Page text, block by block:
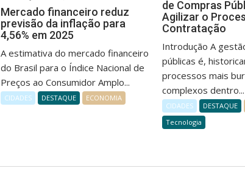
Mercado financeiro reduz
previsão da inflação para
4,56% em 2025
A estimativa do mercado financeiro
do Brasil para o Índice Nacional de
Preços ao Consumidor Amplo...
CIDADES DESTAQUE ECONOMIA
de Compras
Agilizar o
Contratação
Introdução A
públicas é,
processos mais
complexos dentro...
CIDADES DESTAQUE
Tecnologia